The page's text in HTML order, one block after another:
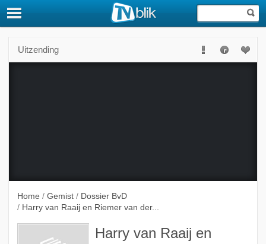
Uitzending
Deze uitzending is niet langer beschikbaar.
Home / Gemist / Dossier BvD
/ Harry van Raaij en Riemer van der...
Harry van Raaij en